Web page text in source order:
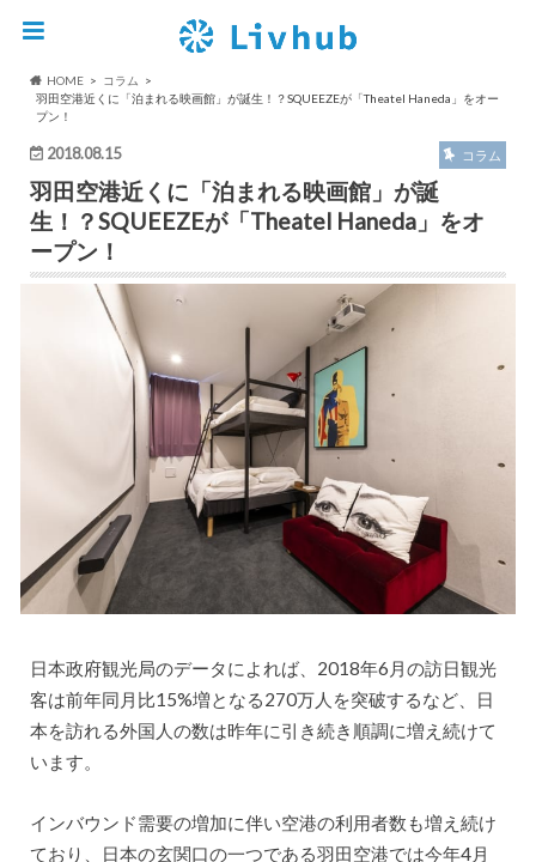
HOME
コラム
羽田空港近くに「泊まれる映画館」が誕生！？SQUEEZEが「Theatel Haneda」をオー
プン！
2018.08.15 コラム
羽田空港近くに「泊まれる映画館」が誕
生！？SQUEEZEが「Theatel Haneda」をオ
ープン！
日本政府観光局のデータによれば、2018年6月の訪日観光
客は前年同月比15%増となる270万人を突破するなど、日
本を訪れる外国人の数は昨年に引き続き順調に増え続けて
います。
インバウンド需要の増加に伴い空港の利用者数も増え続け
ており、日本の玄関口の一つである羽田空港では今年4月